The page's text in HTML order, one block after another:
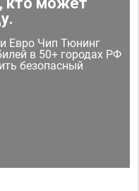
Евро Чип Тюнинг
в 50+ городах РФ
безопасный